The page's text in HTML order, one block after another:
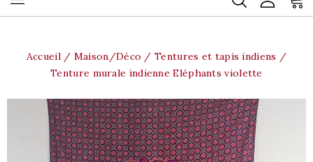
Accueil Maison/Déco
Tentures et tapis indiens
Tenture murale indienne Eléphants violette